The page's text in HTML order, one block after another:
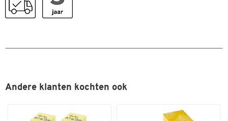
Formaat
Andere klanten kochten ook